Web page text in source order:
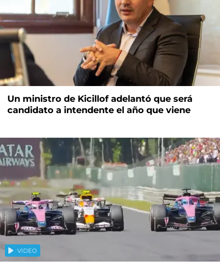
Un ministro de Kicillof adelantó que será
candidato a intendente el año que viene
VIDEO